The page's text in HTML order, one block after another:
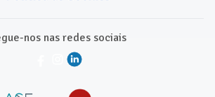
nos nas redes sociais